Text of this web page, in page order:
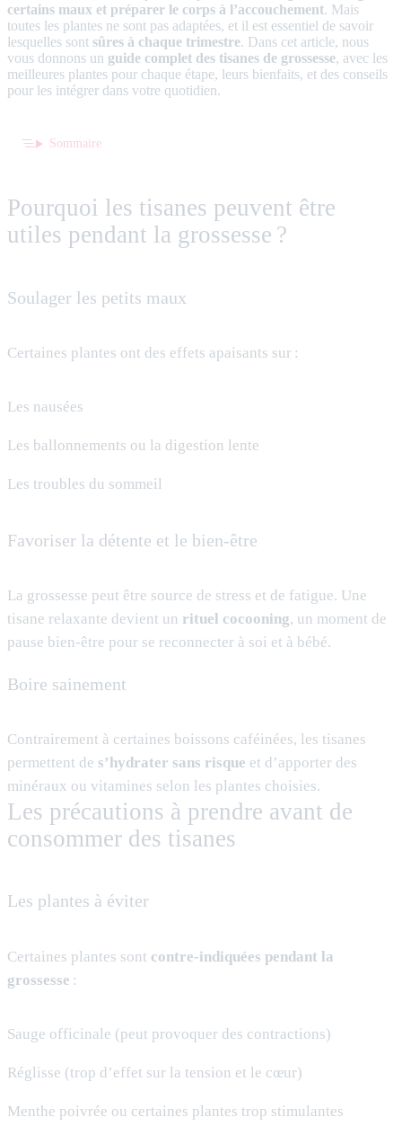
certains maux et préparer le corps à l’accouchement. Mais
toutes les plantes ne sont pas adaptées, et il est essentiel de savoir
lesquelles sont sûres à chaque trimestre. Dans cet article, nous
vous donnons un guide complet des tisanes de grossesse, avec les
meilleures plantes pour chaque étape, leurs bienfaits, et des conseils
pour les intégrer dans votre quotidien.
Sommaire
Pourquoi les tisanes peuvent être
utiles pendant la grossesse ?
Soulager les petits maux
Certaines plantes ont des effets apaisants sur :
Les nausées
Les ballonnements ou la digestion lente
Les troubles du sommeil
Favoriser la détente et le bien-être
La grossesse peut être source de stress et de fatigue. Une
tisane relaxante devient un rituel cocooning, un moment de
pause bien-être pour se reconnecter à soi et à bébé.
Boire sainement
Contrairement à certaines boissons caféinées, les tisanes
permettent de s’hydrater sans risque et d’apporter des
minéraux ou vitamines selon les plantes choisies.
Les précautions à prendre avant de
consommer des tisanes
Les plantes à éviter
Certaines plantes sont contre-indiquées pendant la
grossesse :
Sauge officinale (peut provoquer des contractions)
Réglisse (trop d’effet sur la tension et le cœur)
Menthe poivrée ou certaines plantes trop stimulantes